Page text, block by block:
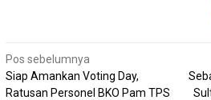
Navigasi
pos
Pos sebelumnya
Siap Amankan Voting Day,
Ratusan Personel BKO Pam TPS